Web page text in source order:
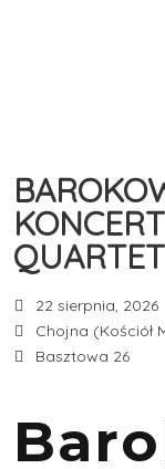
QUARTET
22 sierpnia, 2026
Chojna (Kościół
Basztowa 26